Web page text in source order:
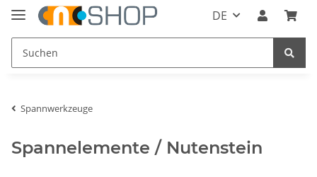
DE
Spannwerkzeuge
Spannelemente / Nutenstein